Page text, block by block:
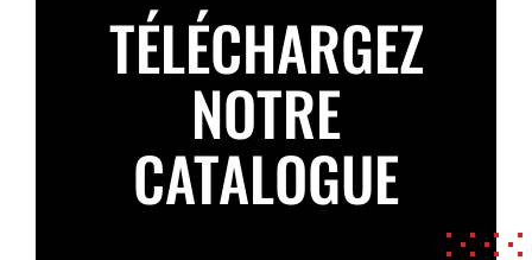
TÉLÉCHARGEZ
NOTRE
CATALOGUE